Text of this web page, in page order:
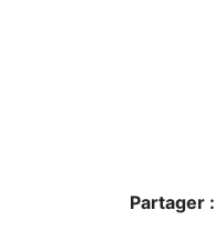
Partager :